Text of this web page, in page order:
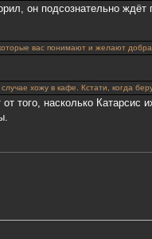
он подсознательно ждёт
вас понимают и желают
хожу в кафе. Кстати, когда
того, насколько Катарсис